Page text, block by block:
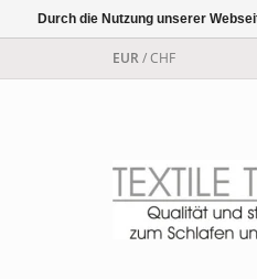
EUR/CHF
Durch die Nutzung unserer